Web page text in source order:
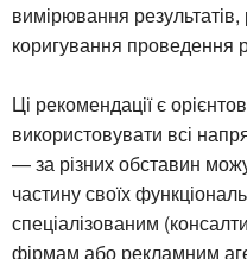
вимірювання
коригування проведення
Ці рекомендації є
використовувати всі
— за різних обставин
частину своїх
спеціалізованим
фірмам або рекламним